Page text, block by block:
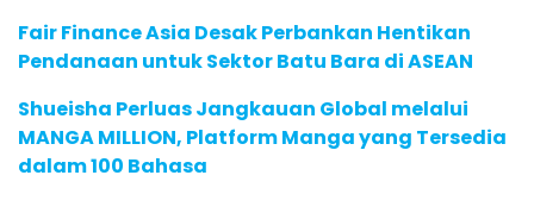
Fair Finance Asia Desak Perbankan Hentikan
Pendanaan untuk Sektor Batu Bara di ASEAN
Shueisha Perluas Jangkauan Global melalui
MANGA MILLION, Platform Manga yang Tersedia
dalam 100 Bahasa